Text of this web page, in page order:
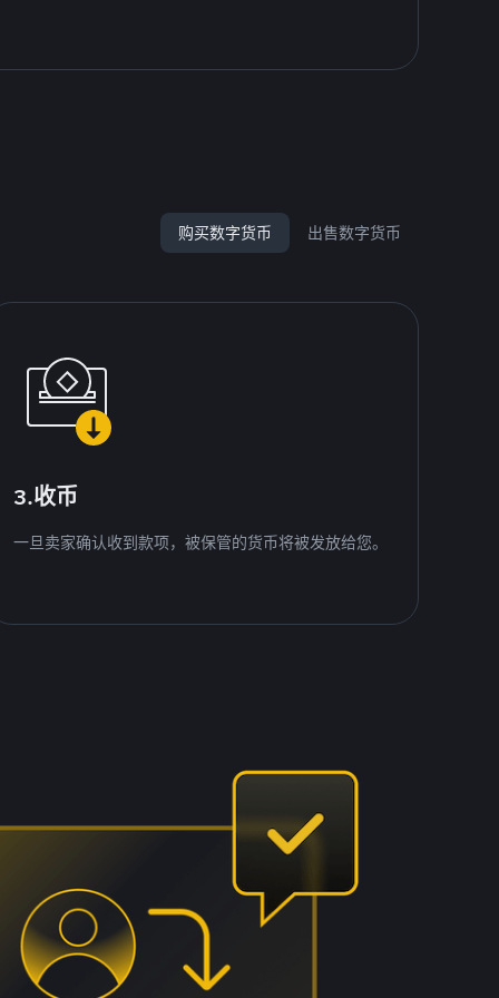
购买数字货币 出售数字货币
3.收币
一旦卖家确认收到款项，被保管的货币将被发放给您。